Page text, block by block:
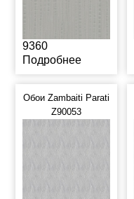
9360
Подробнее
Обои Zambaiti Parati
Z90053